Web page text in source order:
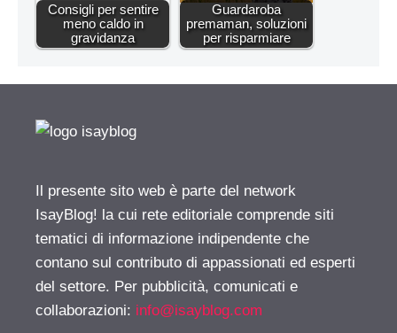
Consigli per sentire
meno caldo in
gravidanza
Guardaroba
premaman, soluzioni
per risparmiare
Il presente sito web è parte del network
IsayBlog! la cui rete editoriale comprende siti
tematici di informazione indipendente che
contano sul contributo di appassionati ed esperti
del settore. Per pubblicità, comunicati e
collaborazioni: info@isayblog.com